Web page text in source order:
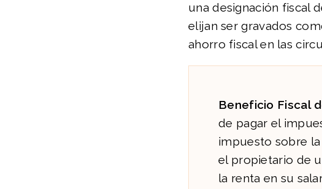
una designación fiscal
elijan ser gravados
ahorro fiscal en las
Beneficio Fiscal
de pagar el
impuesto sobre
el propietario de
la renta en su